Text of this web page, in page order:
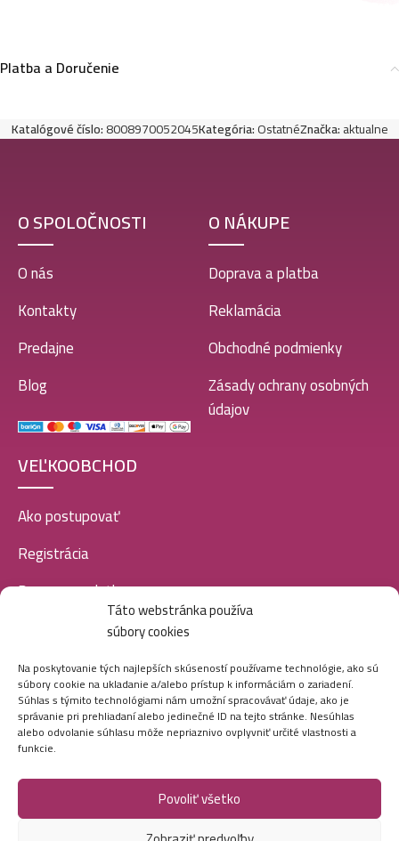
Táto webstránka používa
súbory cookies
Na poskytovanie tých najlepších skúseností používame technológie, ako sú
súbory cookie na ukladanie a/alebo prístup k informáciám o zariadení.
Súhlas s týmito technológiami nám umožní spracovávať údaje, ako je
správanie pri prehliadaní alebo jedinečné ID na tejto stránke. Nesúhlas
alebo odvolanie súhlasu môže nepriaznivo ovplyvniť určité vlastnosti a
funkcie.
Povoliť všetko
Platba a Doručenie
Katalógové číslo:8008970052045Kategória:OstatnéZnačka:aktualne
O SPOLOČNOSTI
O nás
Kontakty
Predajne
Blog
O NÁKUPE
Doprava a platba
Reklamácia
Obchodné podmienky
Zásady ochrany osobných
údajov
VEĽKOOBCHOD
Ako postupovať
Registrácia
Doprava a platba
SOCIÁLNE SIETE
Marei.sk - Všetky práva vyhradené - 2026